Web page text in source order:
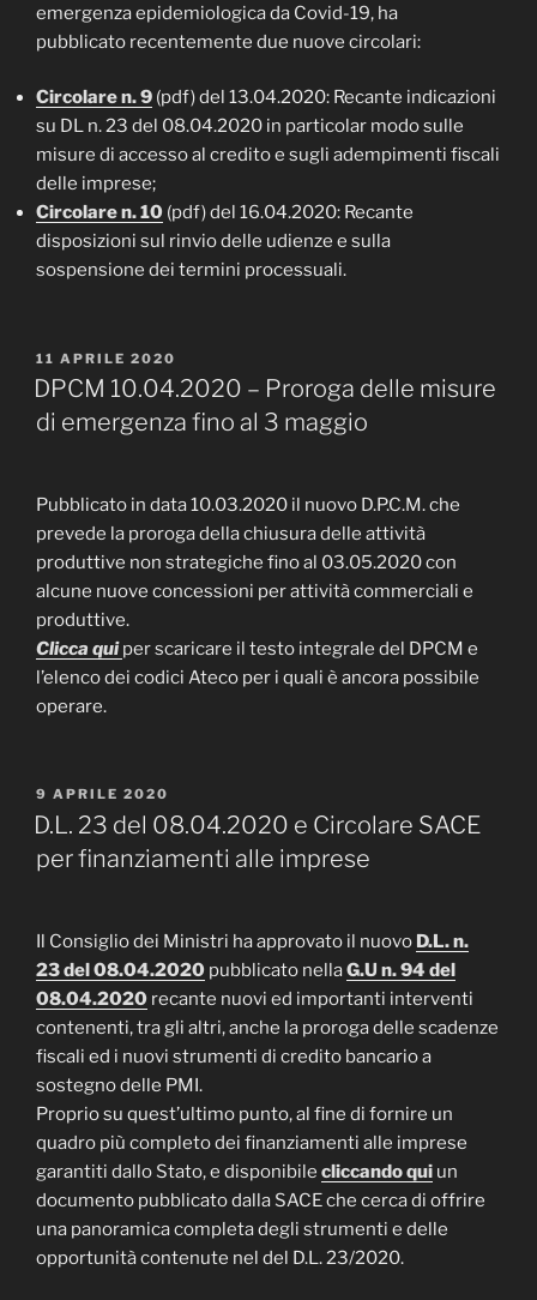
emergenza epidemiologica da Covid-19, ha
pubblicato recentemente due nuove circolari:
Circolare n. 9 (pdf) del 13.04.2020: Recante indicazioni
su DL n. 23 del 08.04.2020 in particolar modo sulle
misure di accesso al credito e sugli adempimenti fiscali
delle imprese;
Circolare n. 10 (pdf) del 16.04.2020: Recante
disposizioni sul rinvio delle udienze e sulla
sospensione dei termini processuali.
PUBBLICATO
IL
11 APRILE 2020
DPCM 10.04.2020 – Proroga delle misure
di emergenza fino al 3 maggio
Pubblicato in data 10.03.2020 il nuovo D.P.C.M. che
prevede la proroga della chiusura delle attività
produttive non strategiche fino al 03.05.2020 con
alcune nuove concessioni per attività commerciali e
produttive.
Clicca qui per scaricare il testo integrale del DPCM e
l’elenco dei codici Ateco per i quali è ancora possibile
operare.
PUBBLICATO
IL
9 APRILE 2020
D.L. 23 del 08.04.2020 e Circolare SACE
per finanziamenti alle imprese
Il Consiglio dei Ministri ha approvato il nuovo D.L. n.
23 del 08.04.2020 pubblicato nellaG.U n. 94 del
08.04.2020 recante nuovi ed importanti interventi
contenenti, tra gli altri, anche la proroga delle scadenze
fiscali ed i nuovi strumenti di credito bancario a
sostegno delle PMI.
Proprio su quest’ultimo punto, al fine di fornire un
quadro più completo dei finanziamenti alle imprese
garantiti dallo Stato, e disponibile cliccando qui un
documento pubblicato dalla SACE che cerca di offrire
una panoramica completa degli strumenti e delle
opportunità contenute nel del D.L. 23/2020.